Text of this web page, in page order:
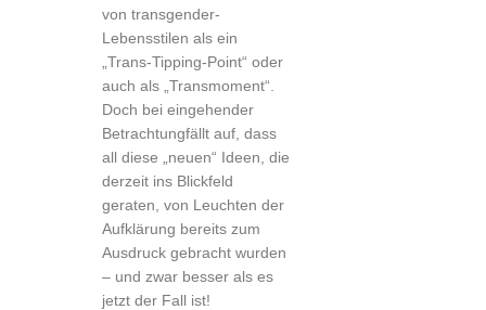
von transgender-
Lebensstilen als ein
„Trans-Tipping-Point“ oder
auch als „Transmoment“.
Doch bei eingehender
Betrachtungfällt auf, dass
all diese „neuen“ Ideen, die
derzeit ins Blickfeld
geraten, von Leuchten der
Aufklärung bereits zum
Ausdruck gebracht wurden
– und zwar besser als es
jetzt der Fall ist!